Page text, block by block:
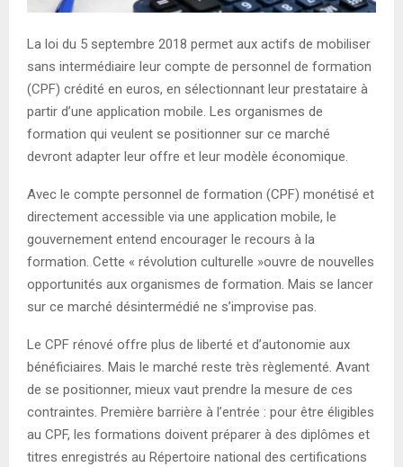
La loi du 5 septembre 2018 permet aux actifs de mobiliser
sans intermédiaire leur compte de personnel de formation
(CPF) crédité en euros, en sélectionnant leur prestataire à
partir d’une application mobile. Les organismes de
formation qui veulent se positionner sur ce marché
devront adapter leur offre et leur modèle économique.
Avec le compte personnel de formation (CPF) monétisé et
directement accessible via une application mobile, le
gouvernement entend encourager le recours à la
formation. Cette « révolution culturelle »ouvre de nouvelles
opportunités aux organismes de formation. Mais se lancer
sur ce marché désintermédié ne s’improvise pas.
Le CPF rénové offre plus de liberté et d’autonomie aux
bénéficiaires. Mais le marché reste très règlementé. Avant
de se positionner, mieux vaut prendre la mesure de ces
contraintes. Première barrière à l’entrée : pour être éligibles
au CPF, les formations doivent préparer à des diplômes et
titres enregistrés au Répertoire national des certifications